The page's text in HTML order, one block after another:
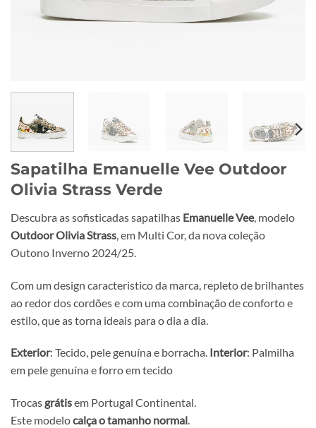
Sapatilha Emanuelle Vee Outdoor
Olivia Strass Verde
Descubra as sofisticadas sapatilhas Emanuelle Vee, modelo
Outdoor Olivia Strass, em Multi Cor, da nova coleção
Outono Inverno 2024/25.
Com um design caracteristico da marca, repleto de brilhantes
ao redor dos cordões e com uma combinação de conforto e
estilo, que as torna ideais para o dia a dia.
Exterior: Tecido, pele genuína e borracha. Interior: Palmilha
em pele genuína e forro em tecido
Trocas grátisem Portugal Continental.
Este modelocalça o tamanho normal.